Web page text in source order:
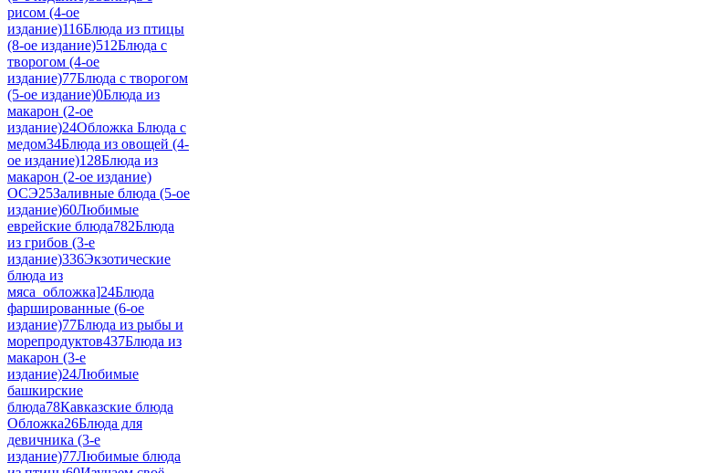
рисом (4-ое
издание)116Блюда из птицы
(8-ое издание)512Блюда с
творогом (4-ое
издание)77Блюда с творогом
(5-ое издание)0Блюда из
макарон (2-ое
издание)24Обложка Блюда с
медом34Блюда из овощей (4-
ое издание)128Блюда из
макарон (2-ое издание)
ОСЭ25Заливные блюда (5-ое
издание)60Любимые
еврейские блюда782Блюда
из грибов (3-е
издание)336Экзотические
блюда из
мяса_обложка]24Блюда
фаршированные (6-ое
издание)77Блюда из рыбы и
морепродуктов437Блюда из
макарон (3-е
издание)24Любимые
башкирские
блюда78Кавказские блюда
Обложка26Блюда для
девичника (3-е
издание)77Любимые блюда